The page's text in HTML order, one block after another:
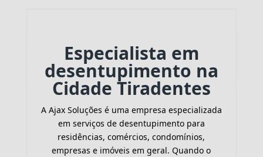
Especialista em
desentupimento na
Cidade Tiradentes
A Ajax Soluções é uma empresa especializada
em serviços de desentupimento para
residências, comércios, condomínios,
empresas e imóveis em geral. Quando o